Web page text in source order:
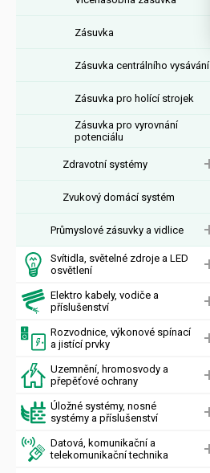
Zásuvka
Zásuvka centrálního vysávání
Zásuvka pro holící strojek
Zásuvka pro vyrovnání
potenciálu
Zdravotní systémy
Zvukový domácí systém
Průmyslové zásuvky a vidlice
Svítidla, světelné zdroje a LED
osvětlení
Elektro kabely, vodiče a
příslušenství
Rozvodnice, výkonové spínací
a jistící prvky
Uzemnění, hromosvody a
přepěťové ochrany
Úložné systémy, nosné
systémy a příslušenství
Datová, komunikační a
telekomunikační technika